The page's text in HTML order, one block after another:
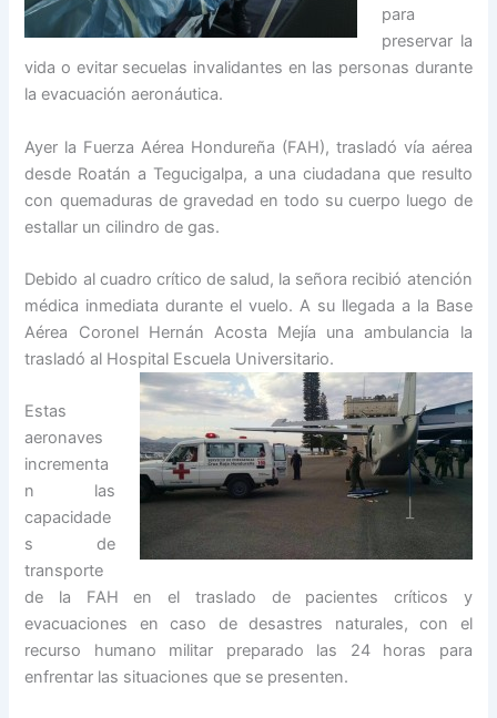
para
preservar la
vida o evitar secuelas invalidantes en las personas durante
la evacuación aeronáutica.
Ayer la Fuerza Aérea Hondureña (FAH), trasladó vía aérea
desde Roatán a Tegucigalpa, a una ciudadana que resulto
con quemaduras de gravedad en todo su cuerpo luego de
estallar un cilindro de gas.
Debido al cuadro crítico de salud, la señora recibió atención
médica inmediata durante el vuelo. A su llegada a la Base
Aérea Coronel Hernán Acosta Mejía una ambulancia la
trasladó al Hospital Escuela Universitario.
Estas
aeronaves
incrementa
n las
capacidade
s de
transporte
de la FAH en el traslado de pacientes críticos y
evacuaciones en caso de desastres naturales, con el
recurso humano militar preparado las 24 horas para
enfrentar las situaciones que se presenten.